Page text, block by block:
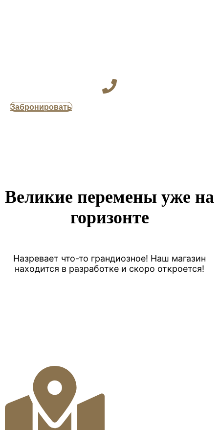
Забронировать
Великие перемены уже на
горизонте
Назревает что-то грандиозное! Наш магазин
находится в разработке и скоро откроется!